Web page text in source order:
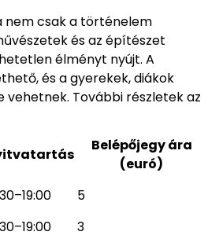
nem csak a történelem
és az építészet
élményt nyújt. A
és a gyerekek, diákok
vehetnek. További részletek az
Belépőjegy ára
(euró)
5
3